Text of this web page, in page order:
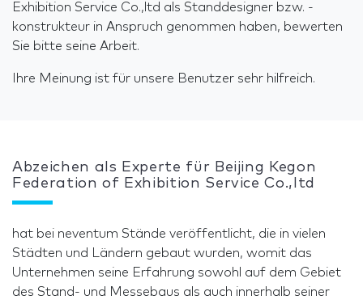
Exhibition Service Co.,ltd als Standdesigner bzw. -
konstrukteur in Anspruch genommen haben, bewerten
Sie bitte seine Arbeit.
Ihre Meinung ist für unsere Benutzer sehr hilfreich.
Abzeichen als Experte für Beijing Kegon
Federation of Exhibition Service Co.,ltd
hat bei neventum Stände veröffentlicht, die in vielen
Städten und Ländern gebaut wurden, womit das
Unternehmen seine Erfahrung sowohl auf dem Gebiet
des Stand- und Messebaus als auch innerhalb seiner